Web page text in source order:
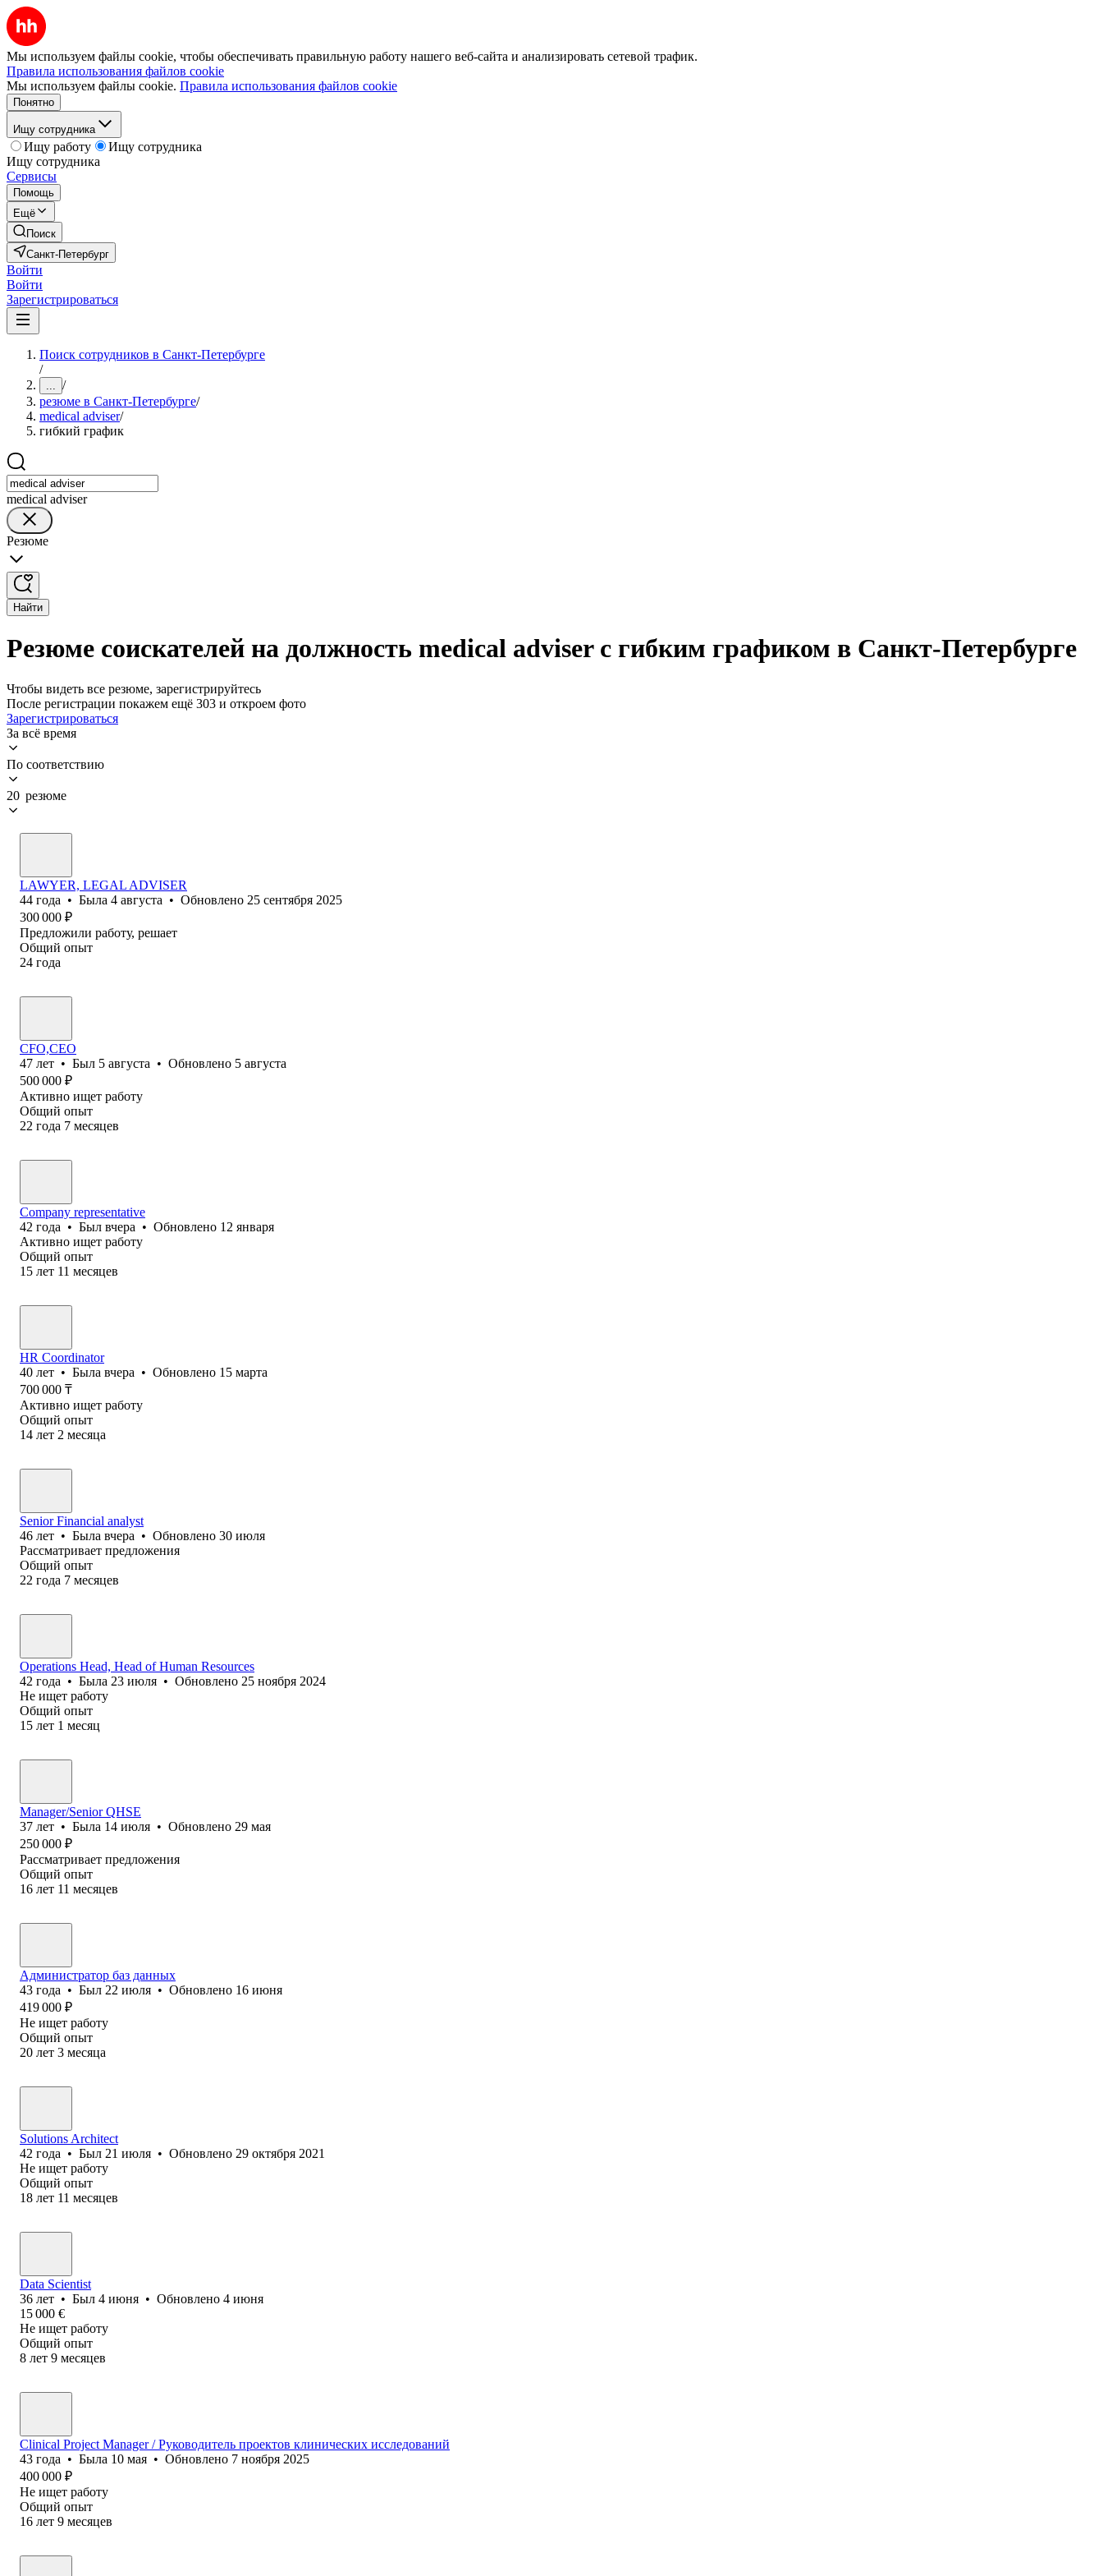
Мы используем файлы cookie, чтобы обеспечивать правильную работу нашего веб-сайта и анализировать сетевой трафик.
Правила использования файлов cookie
Мы используем файлы cookie. Правила использования файлов cookie
Понятно
Ищу сотрудника
Ищу работу
Ищу сотрудника
Ищу сотрудника
Сервисы
Помощь
Ещё
Поиск
Санкт-Петербург
Войти
Войти
Зарегистрироваться
Поиск сотрудников в Санкт-Петербурге
/
... /
резюме в Санкт-Петербурге/
medical adviser/
гибкий график
medical adviser
Резюме
Найти
Резюме соискателей на должность medical adviser с гибким графиком в Санкт-Петербурге
Чтобы видеть все резюме, зарегистрируйтесь
После регистрации покажем ещё 303 и откроем фото
Зарегистрироваться
За всё время
По соответствию
20 резюме
LAWYER, LEGAL ADVISER
44 года • Была 4 августа • Обновлено 25 сентября 2025
300 000 ₽
Предложили работу, решает
Общий опыт
24 года
CFO,CEO
47 лет • Был 5 августа • Обновлено 5 августа
500 000 ₽
Активно ищет работу
Общий опыт
22 года 7 месяцев
Сompany representative
42 года • Был вчера • Обновлено 12 января
Активно ищет работу
Общий опыт
15 лет 11 месяцев
HR Coordinator
40 лет • Была вчера • Обновлено 15 марта
700 000 ₸
Активно ищет работу
Общий опыт
14 лет 2 месяца
Senior Financial analyst
46 лет • Была вчера • Обновлено 30 июля
Рассматривает предложения
Общий опыт
22 года 7 месяцев
Operations Head, Head of Human Resources
42 года • Была 23 июля • Обновлено 25 ноября 2024
Не ищет работу
Общий опыт
15 лет 1 месяц
Manager/Senior QHSE
37 лет • Была 14 июля • Обновлено 29 мая
250 000 ₽
Рассматривает предложения
Общий опыт
16 лет 11 месяцев
Администратор баз данных
43 года • Был 22 июля • Обновлено 16 июня
419 000 ₽
Не ищет работу
Общий опыт
20 лет 3 месяца
Solutions Architect
42 года • Был 21 июля • Обновлено 29 октября 2021
Не ищет работу
Общий опыт
18 лет 11 месяцев
Data Scientist
36 лет • Был 4 июня • Обновлено 4 июня
15 000 €
Не ищет работу
Общий опыт
8 лет 9 месяцев
Clinical Project Manager / Руководитель проектов клинических исследований
43 года • Была 10 мая • Обновлено 7 ноября 2025
400 000 ₽
Не ищет работу
Общий опыт
16 лет 9 месяцев